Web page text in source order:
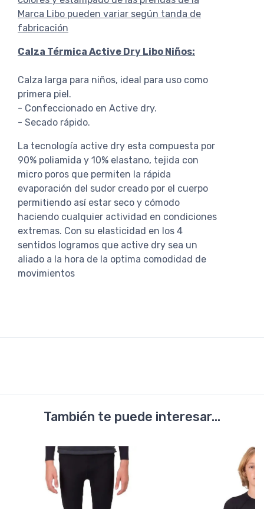
Marca Libo pueden variar según tanda de
fabricación
Calza Térmica Active Dry Libo Niños:
Calza larga para niños, ideal para uso como
primera piel.
- Confeccionado en Active dry.
- Secado rápido.
La tecnología active dry esta compuesta por
90% poliamida y 10% elastano, tejida con
micro poros que permiten la rápida
evaporación del sudor creado por el cuerpo
permitiendo así estar seco y cómodo
haciendo cualquier actividad en condiciones
extremas. Con su elasticidad en los 4
sentidos logramos que active dry sea un
aliado a la hora de la optima comodidad de
movimientos
También te puede interesar...